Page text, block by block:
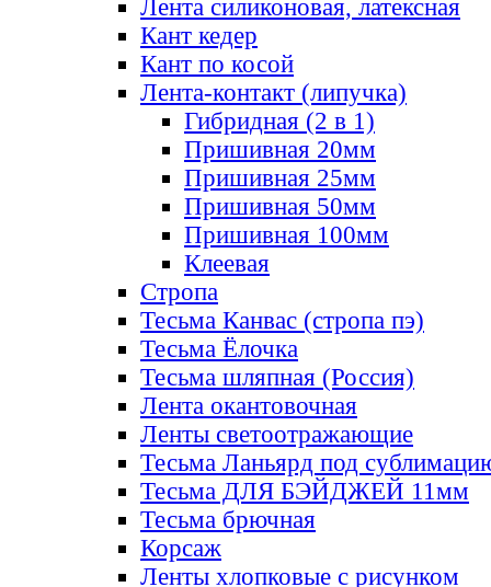
Лента силиконовая, латексная
Кант кедер
Кант по косой
Лента-контакт (липучка)
Гибридная (2 в 1)
Пришивная 20мм
Пришивная 25мм
Пришивная 50мм
Пришивная 100мм
Клеевая
Стропа
Тесьма Канвас (стропа пэ)
Тесьма Ёлочка
Тесьма шляпная (Россия)
Лента окантовочная
Ленты светоотражающие
Тесьма Ланьярд под
Тесьма ДЛЯ БЭЙДЖЕЙ 11мм
Тесьма брючная
Корсаж
Ленты хлопковые с рисунком